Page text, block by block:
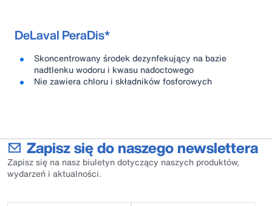
DeLaval PeraDis*
Skoncentrowany środek dezynfekujący na bazie
nadtlenku wodoru i kwasu nadoctowego
Nie zawiera chloru i składników fosforowych
Zapisz się do naszego newslettera
Zapisz się na nasz biuletyn dotyczący naszych produktów,
wydarzeń i aktualności.